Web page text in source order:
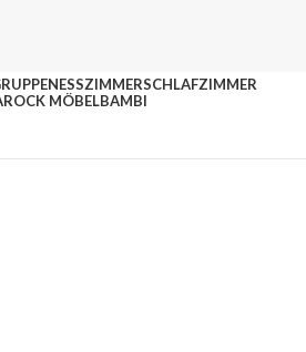
ESSZIMMERSCHLAFZIMMER
MÖBELBAMBI